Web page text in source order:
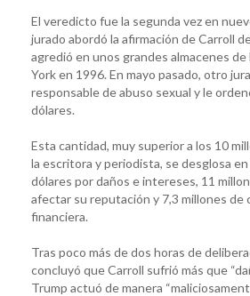
El veredicto fue la segunda vez en
jurado abordó la afirmación de Carroll
agredió en unos grandes almacenes de
York en 1996. En mayo pasado, otro
responsable de abuso sexual y le
dólares.
Esta cantidad, muy superior a los 10
la escritora y periodista, se desglosa
dólares por daños e intereses, 11
afectar su reputación y 7,3 millones de
financiera.
Tras poco más de dos horas de
concluyó que Carroll sufrió más que
Trump actuó de manera